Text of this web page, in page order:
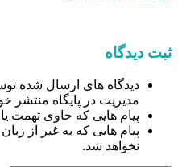
ثبت دیدگاه
دیدگاه های ارسال شده
مدیریت در پایگاه منتشر
پیام هایی که حاوی تهمت
پیام هایی که به غیر از
نخواهد شد.